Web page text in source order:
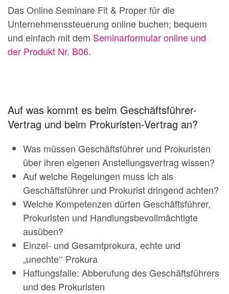
Das Online Seminare Fit & Proper für die
Unternehmenssteuerung online buchen; bequem
und einfach mit dem Seminarformular online und
der Produkt Nr. B06.
Auf was kommt es beim Geschäftsführer-
Vertrag und beim Prokuristen-Vertrag an?
Was müssen Geschäftsführer und Prokuristen
über ihren eigenen Anstellungsvertrag wissen?
Auf welche Regelungen muss ich als
Geschäftsführer und Prokurist dringend achten?
Welche Kompetenzen dürfen Geschäftsführer,
Prokuristen und Handlungsbevollmächtigte
ausüben?
Einzel- und Gesamtprokura, echte und
„unechte‘‘ Prokura
Haftungsfalle: Abberufung des Geschäftsführers
und des Prokuristen